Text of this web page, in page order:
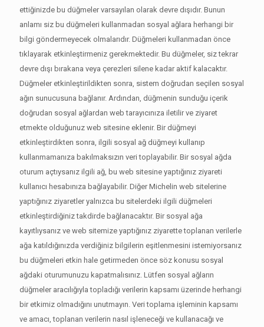
ettiğinizde bu düğmeler varsayılan olarak devre dışıdır. Bunun
anlamı siz bu düğmeleri kullanmadan sosyal ağlara herhangi bir
bilgi göndermeyecek olmalarıdır. Düğmeleri kullanmadan önce
tıklayarak etkinleştirmeniz gerekmektedir. Bu düğmeler, siz tekrar
devre dışı bırakana veya çerezleri silene kadar aktif kalacaktır.
Düğmeler etkinleştirildikten sonra, sistem doğrudan seçilen sosyal
ağın sunucusuna bağlanır. Ardından, düğmenin sunduğu içerik
doğrudan sosyal ağlardan web tarayıcınıza iletilir ve ziyaret
etmekte olduğunuz web sitesine eklenir. Bir düğmeyi
etkinleştirdikten sonra, ilgili sosyal ağ düğmeyi kullanıp
kullanmamanıza bakılmaksızın veri toplayabilir. Bir sosyal ağda
oturum açtıysanız ilgili ağ, bu web sitesine yaptığınız ziyareti
kullanıcı hesabınıza bağlayabilir. Diğer Michelin web sitelerine
yaptığınız ziyaretler yalnızca bu sitelerdeki ilgili düğmeleri
etkinleştirdiğiniz takdirde bağlanacaktır. Bir sosyal ağa
kayıtlıysanız ve web sitemize yaptığınız ziyarette toplanan verilerle
ağa katıldığınızda verdiğiniz bilgilerin eşitlenmesini istemiyorsanız
bu düğmeleri etkin hale getirmeden önce söz konusu sosyal
ağdaki oturumunuzu kapatmalısınız. Lütfen sosyal ağların
düğmeler aracılığıyla topladığı verilerin kapsamı üzerinde herhangi
bir etkimiz olmadığını unutmayın. Veri toplama işleminin kapsamı
ve amacı, toplanan verilerin nasıl işleneceği ve kullanacağı ve